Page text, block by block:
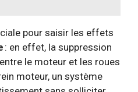
pour saisir les effets
: en effet, la suppression
le moteur et les roues
moteur, un système